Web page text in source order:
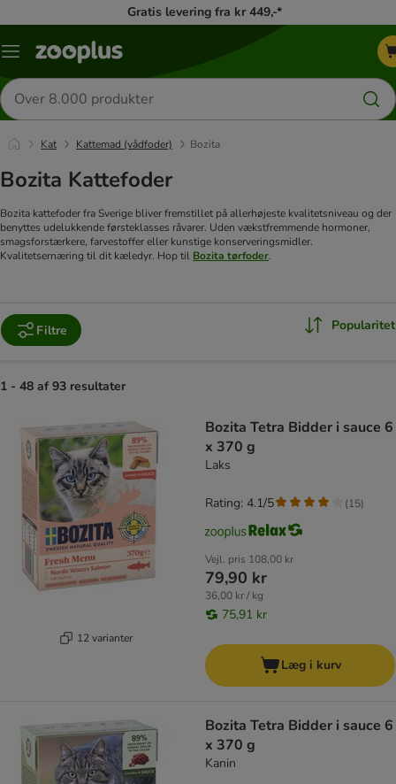
Gratis levering fra kr 449,-*
Menu
Søg
efter
produkter
Kat Kattemad (vådfoder) Bozita
Bozita Kattefoder
Bozita kattefoder fra Sverige bliver fremstillet på allerhøjeste kvalitetsniveau og der
benyttes udelukkende førsteklasses råvarer. Uden vækstfremmende hormoner,
smagsforstærkere, farvestoffer eller kunstige konserveringsmidler.
Kvalitetsernæring til dit kæledyr. Hop til Bozita tørfoder.
Filtre Popularitet
1 - 48 af 93 resultater
12 varianter
Bozita Tetra Bidder i sauce 6
x 370 g
Laks
Vejl. pris 108,00 kr
79,90 kr
36,00 kr / kg
75,91 kr
Rating: 4.1/5 (15)
Læg i kurv
Bozita Tetra Bidder i sauce 6
x 370 g
Kanin